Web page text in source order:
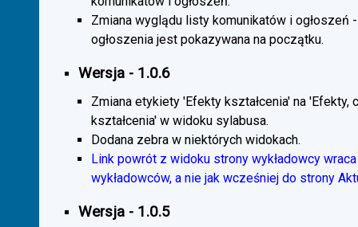
Zmiana wyglądu listy komunikatów i ogłoszeń
ogłoszenia jest pokazywana na początku.
Wersja - 1.0.6
Zmiana etykiety 'Efekty kształcenia' na 'Efekty,
kształcenia' w widoku sylabusa.
Dodana zebra w niektórych widokach.
Link powrót z widoku strony wykładowcy
wykładowców, a nie jak wcześniej do strony
Wersja - 1.0.5